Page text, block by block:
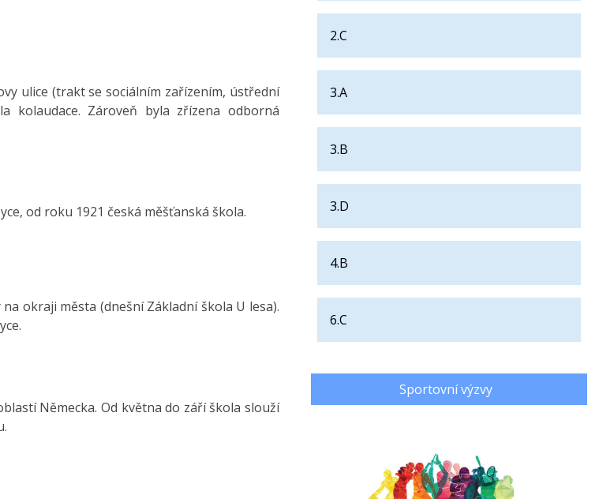
ulice (trakt se sociálním zařízením, ústřední
kolaudace. Zároveň byla zřízena odborná
od roku 1921 česká měšťanská škola.
okraji města (dnešní Základní škola U lesa).
Německa. Od května do září škola slouží
2.C
3.A
3.B
3.D
4.B
6.C
Sportovní výzvy